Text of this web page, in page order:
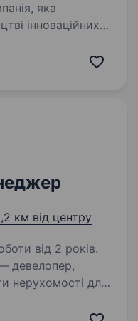
інноваційних
головне
км від центру
від 2 років.
нерухомості для